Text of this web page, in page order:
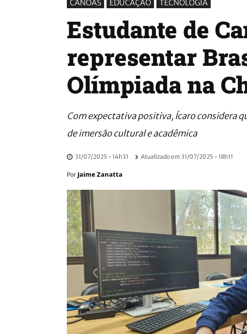
CANOAS EDUCAÇÃO TECNOLOGIA
Estudante de
representar
Olímpiada na
Com expectativa positiva, Ícaro considera
de imersão cultural e acadêmica
31/07/2025 - 14h31 Atualizado em 31/07/2025 - 18h11
Por Jaime Zanatta